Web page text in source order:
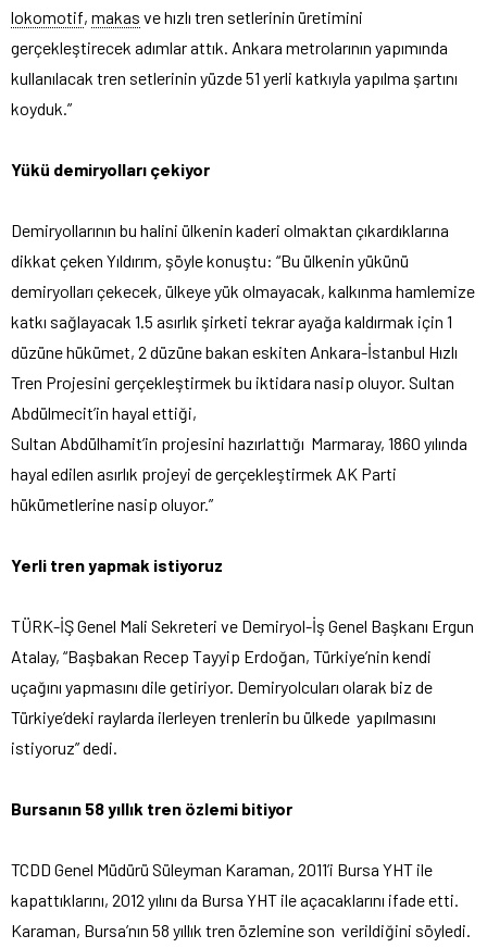
lokomotif, makas ve hızlı tren setlerinin üretimini
gerçekleştirecek adımlar attık. Ankara metrolarının yapımında
kullanılacak tren setlerinin yüzde 51 yerli katkıyla yapılma şartını
koyduk.”
Yükü demiryolları çekiyor
Demiryollarının bu halini ülkenin kaderi olmaktan çıkardıklarına
dikkat çeken Yıldırım, şöyle konuştu: “Bu ülkenin yükünü
demiryolları çekecek, ülkeye yük olmayacak, kalkınma hamlemize
katkı sağlayacak 1.5 asırlık şirketi tekrar ayağa kaldırmak için 1
düzüne hükümet, 2 düzüne bakan eskiten Ankara-İstanbul Hızlı
Tren Projesini gerçekleştirmek bu iktidara nasip oluyor. Sultan
Abdülmecit’in hayal ettiği,
Sultan Abdülhamit’in projesini hazırlattığı Marmaray, 1860 yılında
hayal edilen asırlık projeyi de gerçekleştirmek AK Parti
hükümetlerine nasip oluyor.”
Yerli tren yapmak istiyoruz
TÜRK-İŞ Genel Mali Sekreteri ve Demiryol-İş Genel Başkanı Ergun
Atalay, “Başbakan Recep Tayyip Erdoğan, Türkiye’nin kendi
uçağını yapmasını dile getiriyor. Demiryolcuları olarak biz de
Türkiye’deki raylarda ilerleyen trenlerin bu ülkede yapılmasını
istiyoruz” dedi.
Bursanın 58 yıllık tren özlemi bitiyor
TCDD Genel Müdürü Süleyman Karaman, 2011’i Bursa YHT ile
kapattıklarını, 2012 yılını da Bursa YHT ile açacaklarını ifade etti.
Karaman, Bursa’nın 58 yıllık tren özlemine son verildiğini söyledi.